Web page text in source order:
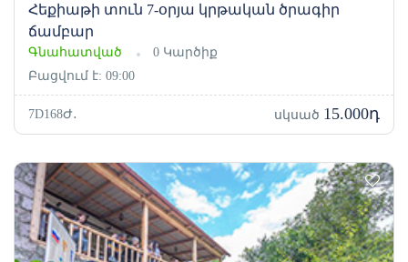
Հեքիաթի տուն 7-օրյա կրթական ծրագիր
ճամբար
Գնահատված
0 Կարծիք
Բացվում է: 09:00
7D168Ժ․ սկսած 15.000դ